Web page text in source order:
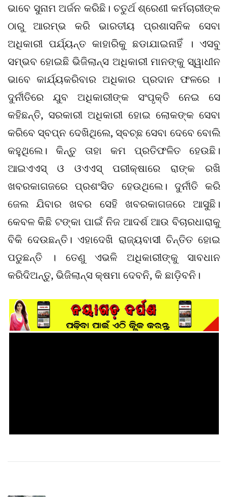
ଭାବେ ସୁନାମ ଅର୍ଜନ କରିଛି। ଚତୁର୍ଥ ଶ୍ରେଣୀ କର୍ମଚାରୀଙ୍କ
ଠାରୁ ଆରମ୍ଭ କରି ଭାରତୀୟ ପ୍ରଶାସନିକ ସେବା
ଅଧିକାରୀ ପର୍ଯ୍ୟନ୍ତ କାହାରିକୁ ଛଡାଯାଇନାହିଁ । ଏସବୁ
ସମ୍ଭବ ହୋଇଛି ଭିଜିଲାନ୍‌ସ ଅଧିକାରୀ ମାନଙ୍କୁ ସ୍ୱାଧୀନ
ଭାବେ କାର୍ଯ୍ୟକରିବାର ଅଧିକାର ପ୍ରଦାନ ଫଳରେ ।
ଦୁର୍ନୀତିରେ ଯୁବ ଅଧିକାରୀଙ୍କ ସଂପୃକ୍ତି ନେଇ ସେ
କହିଛନ୍ତି, ସରକାରୀ ଅଧିକାରୀ ହୋଇ ଲୋକଙ୍କ ସେବା
କରିବେ ସ୍ବପ୍ନ ଦେଖିଥିଲେ, ସ୍ବଚ୍ଛ ସେବା ଦେବେ ବୋଲି
କହୁଥିଲେ। କିନ୍ତୁ ତାହା କମ ପ୍ରତିଫଳିତ ହେଉଛି।
ଆଇଏଏସ୍‌ ଓ ଓଏଏସ୍‌ ପରୀକ୍ଷାରେ ରାଙ୍କ ରଖି
ଖବରକାଗଜରେ ପ୍ରଶଂସିତ ହେଉଥିଲେ। ଦୁର୍ନୀତି କରି
ଜେଲ ଯିବାର ଖବର ସେହି ଖବରକାଗଜରେ ଆସୁଛି।
କେବଳ କିଛି ଟଙ୍କା ପାଇଁ ନିଜ ଆଦର୍ଶ ଆଉ ବିଚାରଧାରାକୁ
ବିକି ଦେଉଛନ୍ତି। ଏହାଦେଖି ରାଜ୍ୟବାସୀ ଚିନ୍ତିତ ହୋଇ
ପଡୁଛନ୍ତି । ତେଣୁ ଏଭଳି ଅଧିକାରୀଙ୍କୁ ସାବଧାନ
କରିଦିଅନ୍ତୁ, ଭିଜିଲାନ୍ସ କ୍ଷମା ଦେବନି, କି ଛାଡ଼ିବନି।